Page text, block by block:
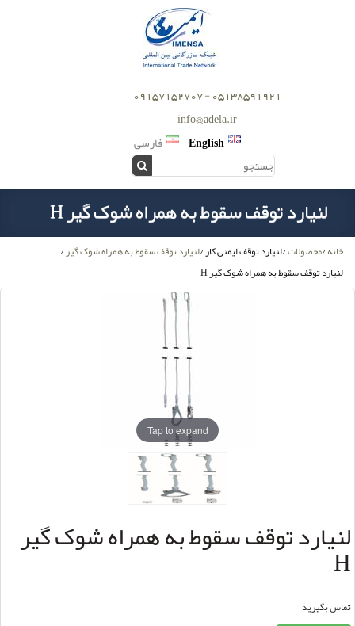
05138591921 - 09157152707
info@adela.ir
English
فارسی
لنیارد توقف سقوط به همراه شوک گیر H
خانه/محصولات/لنیارد توقف ایمنی کار/لنیارد توقف سقوط به همراه شوک گیر/
لنیارد توقف سقوط به همراه شوک گیر H
Tap to expand
لنیارد توقف سقوط به همراه شوک گیر
H
تماس بگیرید